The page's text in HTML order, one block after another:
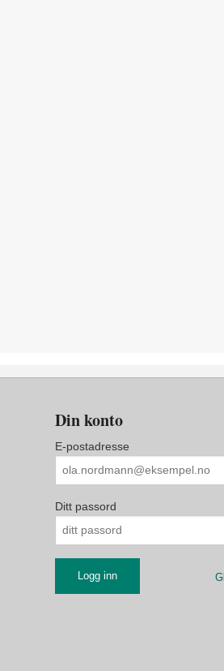
Din konto
E-postadresse
Ditt passord